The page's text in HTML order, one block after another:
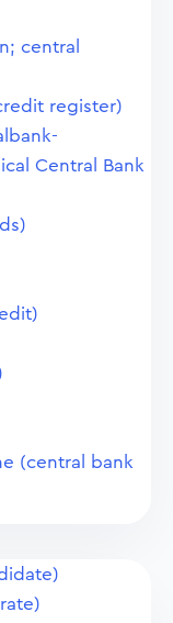
central
register)
Central Bank
(central bank